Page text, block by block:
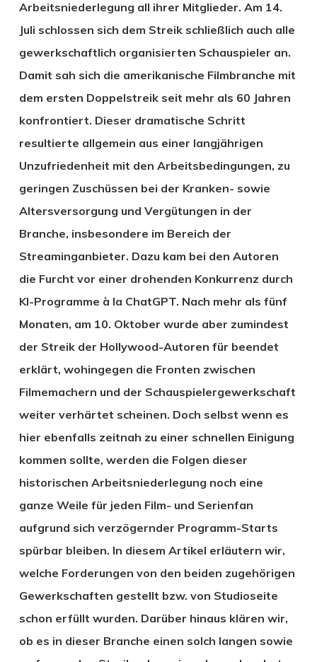
Arbeitsniederlegung all ihrer Mitglieder. Am 14.
Juli schlossen sich dem Streik schließlich auch alle
gewerkschaftlich organisierten Schauspieler an.
Damit sah sich die amerikanische Filmbranche mit
dem ersten Doppelstreik seit mehr als 60 Jahren
konfrontiert. Dieser dramatische Schritt
resultierte allgemein aus einer langjährigen
Unzufriedenheit mit den Arbeitsbedingungen, zu
geringen Zuschüssen bei der Kranken- sowie
Altersversorgung und Vergütungen in der
Branche, insbesondere im Bereich der
Streaminganbieter. Dazu kam bei den Autoren
die Furcht vor einer drohenden Konkurrenz durch
KI-Programme à la ChatGPT. Nach mehr als fünf
Monaten, am 10. Oktober wurde aber zumindest
der Streik der Hollywood-Autoren für beendet
erklärt, wohingegen die Fronten zwischen
Filmemachern und der Schauspielergewerkschaft
weiter verhärtet scheinen. Doch selbst wenn es
hier ebenfalls zeitnah zu einer schnellen Einigung
kommen sollte, werden die Folgen dieser
historischen Arbeitsniederlegung noch eine
ganze Weile für jeden Film- und Serienfan
aufgrund sich verzögernder Programm-Starts
spürbar bleiben. In diesem Artikel erläutern wir,
welche Forderungen von den beiden zugehörigen
Gewerkschaften gestellt bzw. von Studioseite
schon erfüllt wurden. Darüber hinaus klären wir,
ob es in dieser Branche einen solch langen sowie